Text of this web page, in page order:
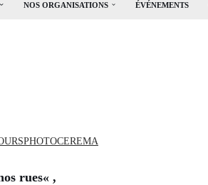
NOS ORGANISATIONS ÉVÉNEMENTS
rues« ,